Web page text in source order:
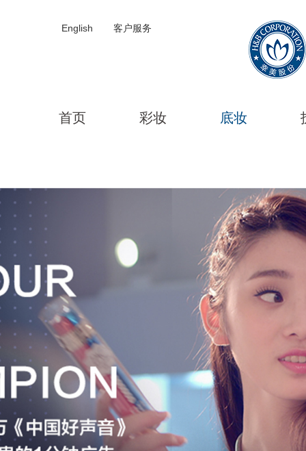
English 客户服务
首页 彩妆 底妆